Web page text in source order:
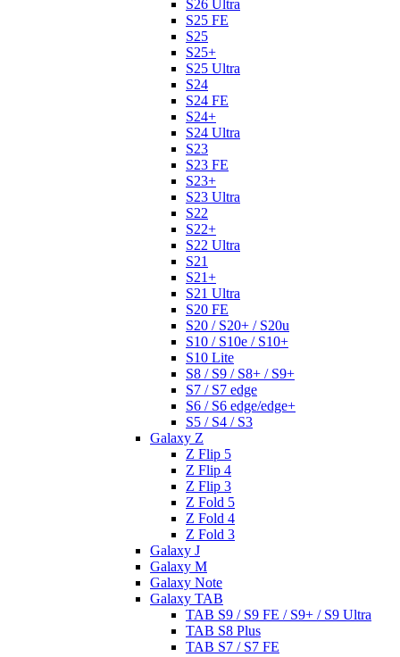
S26 Ultra
S25 FE
S25
S25+
S25 Ultra
S24
S24 FE
S24+
S24 Ultra
S23
S23 FE
S23+
S23 Ultra
S22
S22+
S22 Ultra
S21
S21+
S21 Ultra
S20 FE
S20 / S20+ / S20u
S10 / S10e / S10+
S10 Lite
S8 / S9 / S8+ / S9+
S7 / S7 edge
S6 / S6 edge/edge+
S5 / S4 / S3
Galaxy Z
Z Flip 5
Z Flip 4
Z Flip 3
Z Fold 5
Z Fold 4
Z Fold 3
Galaxy J
Galaxy M
Galaxy Note
Galaxy TAB
TAB S9 / S9 FE / S9+ / S9 Ultra
TAB S8 Plus
TAB S7 / S7 FE